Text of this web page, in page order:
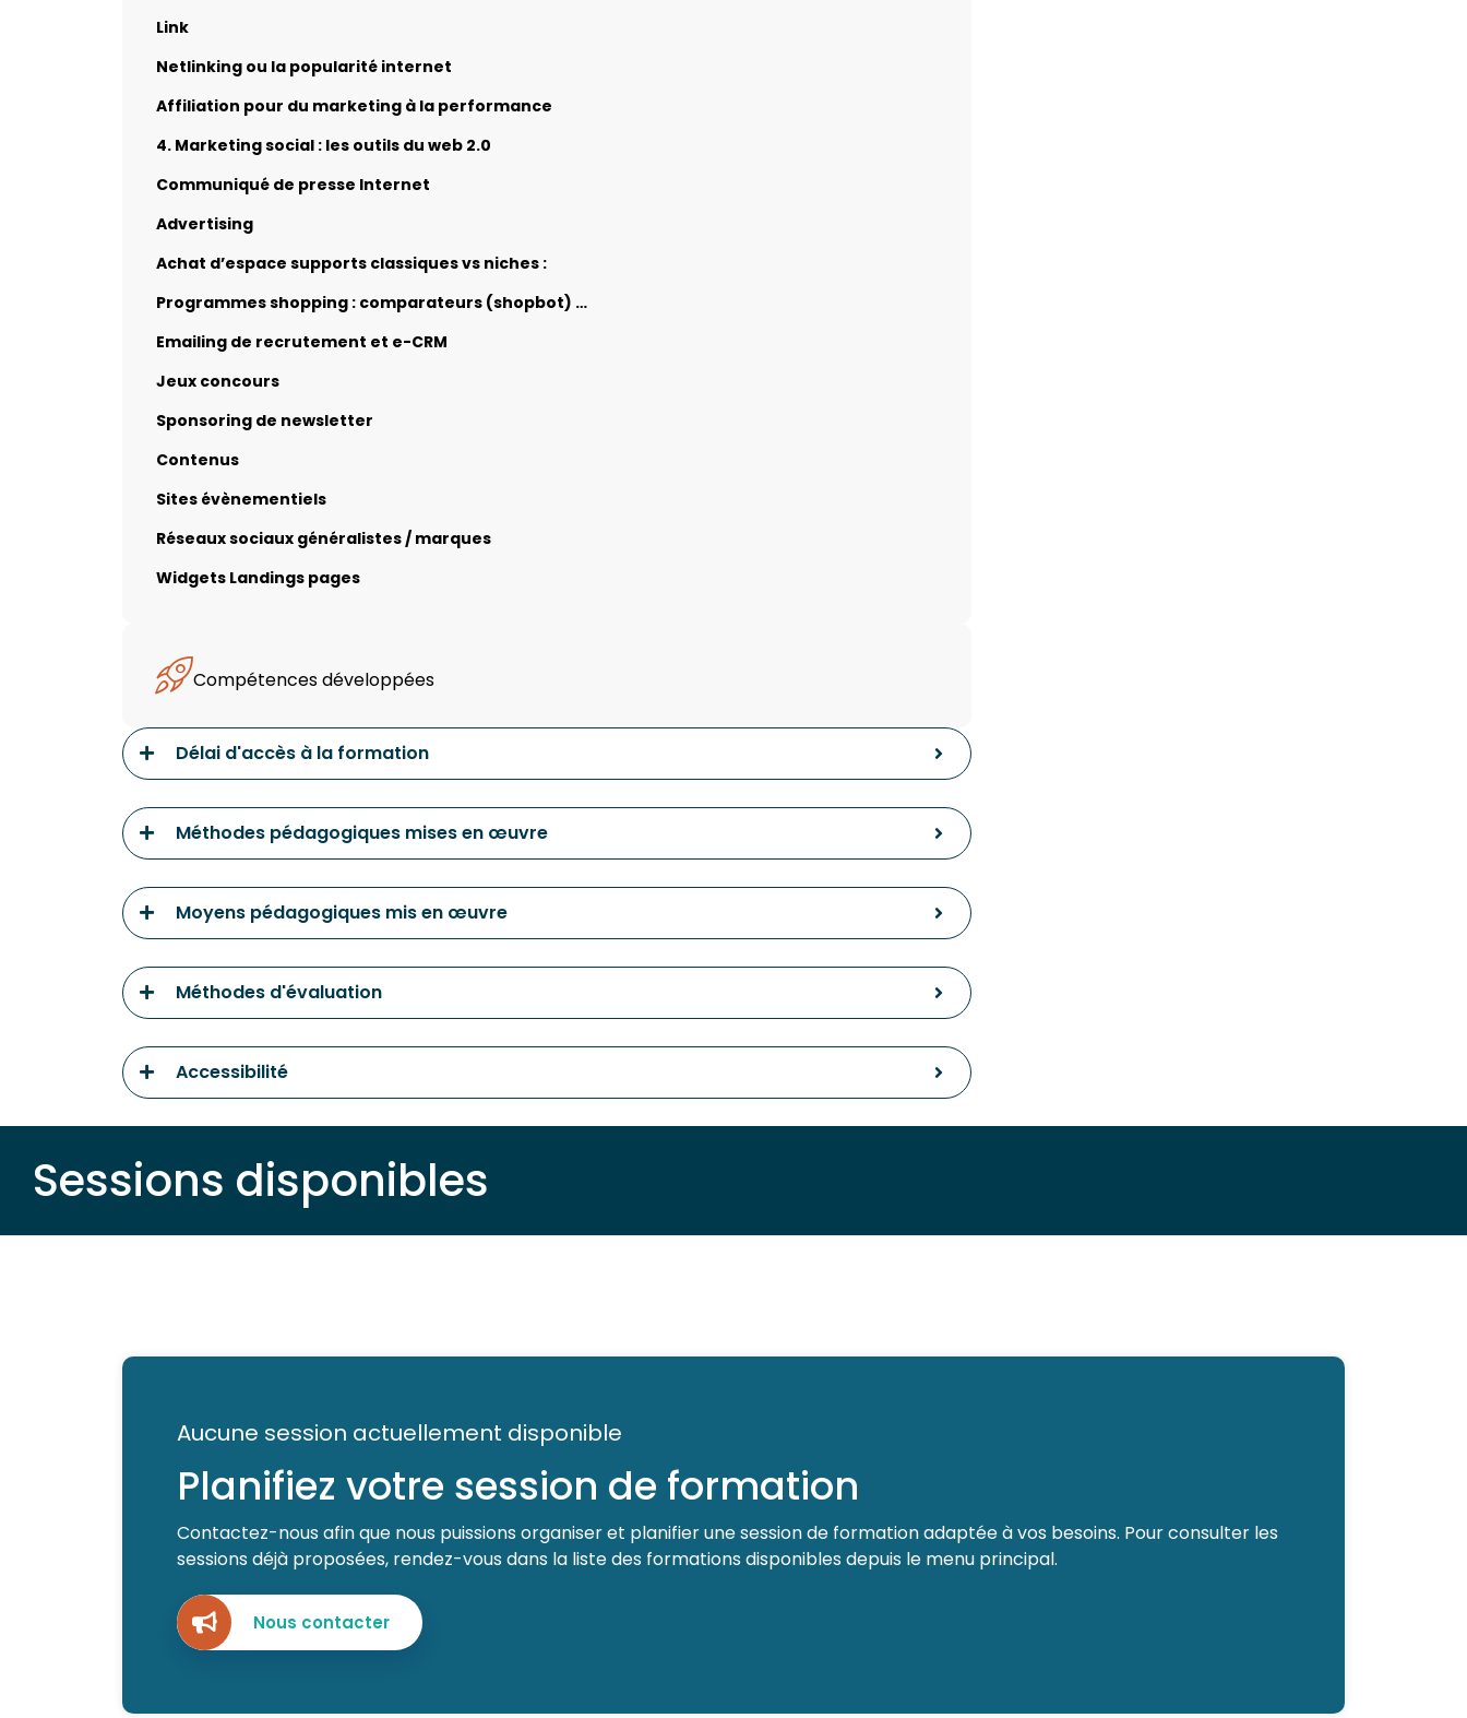
Link
Netlinking ou la popularité internet
Affiliation pour du marketing à la performance
4. Marketing social : les outils du web 2.0
Communiqué de presse Internet
Advertising
Achat d’espace supports classiques vs niches :
Programmes shopping : comparateurs (shopbot) …
Emailing de recrutement et e-CRM
Jeux concours
Sponsoring de newsletter
Contenus
Sites évènementiels
Réseaux sociaux généralistes / marques
Widgets Landings pages
Compétences développées
Délai d'accès à la formation
Méthodes pédagogiques mises en œuvre
Moyens pédagogiques mis en œuvre
Méthodes d'évaluation
Accessibilité
Sessions disponibles
Aucune session actuellement disponible
Planifiez votre session de formation
Contactez-nous afin que nous puissions organiser et planifier une session de formation adaptée à vos besoins. Pour consulter les
sessions déjà proposées, rendez-vous dans la liste des formations disponibles depuis le menu principal.
Nous contacter